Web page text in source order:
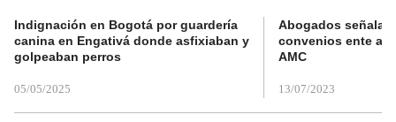
Indignación en Bogotá por guardería
canina en Engativá donde asfixiaban y
golpeaban perros
05/05/2025
Abogados
convenios ente
AMC
13/07/2023